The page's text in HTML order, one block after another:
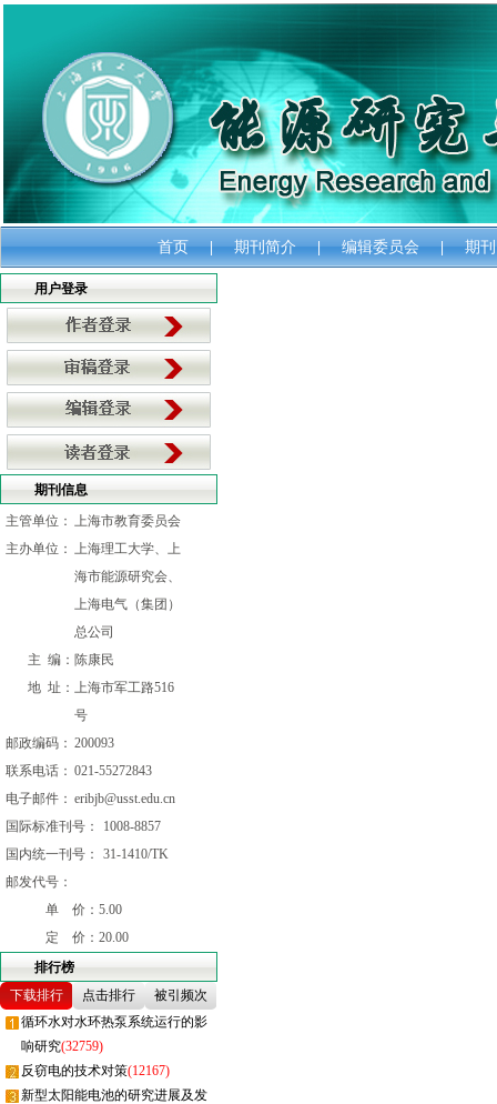
首页 | 期刊简介 | 编辑委员会 | 期
用户登录
期刊信息
主管单位： 上海市教育委员会
主办单位： 上海理工大学、上
海市能源研究会、
上海电气（集团）
总公司
主 编： 陈康民
地 址： 上海市军工路516
号
邮政编码： 200093
联系电话： 021-55272843
电子邮件： eribjb@usst.edu.cn
国际标准刊号：
1008-8857
国内统一刊号：
31-1410/TK
邮发代号：
单 价： 5.00
定 价： 20.00
排行榜
下载排行
点击排行
被引频次
循环水对水环热泵系统运行的影
响研究(32759)
反窃电的技术对策(12167)
新型太阳能电池的研究进展及发